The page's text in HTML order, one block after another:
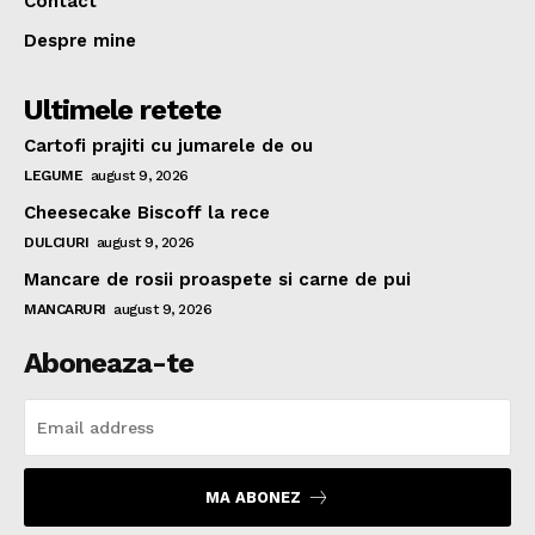
Despre mine
Ultimele retete
Cartofi prajiti cu jumarele de ou
LEGUME august 9, 2026
Cheesecake Biscoff la rece
DULCIURI august 9, 2026
Mancare de rosii proaspete si carne de pui
MANCARURI august 9, 2026
Aboneaza-te
MA ABONEZ